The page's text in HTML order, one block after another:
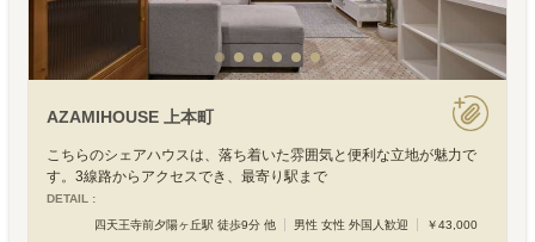
AZAMIHOUSE 上本町
こちらのシェアハウスは、落ち着いた雰囲気と便利な立地が魅力で
す。3線路からアクセスでき、最寄り駅まで
DETAIL :
四天王寺前夕陽ヶ丘駅 徒歩9分 他
男性 女性 外国人歓迎 ￥43,000